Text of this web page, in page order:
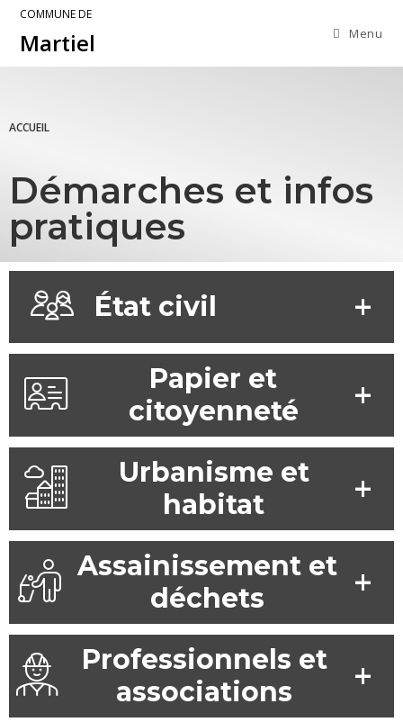
COMMUNE DE
Martiel Menu
ACCUEIL
Démarches et infos
pratiques
État civil
Papier et
citoyenneté
Urbanisme et
habitat
Assainissement et
déchets
Professionnels et
associations